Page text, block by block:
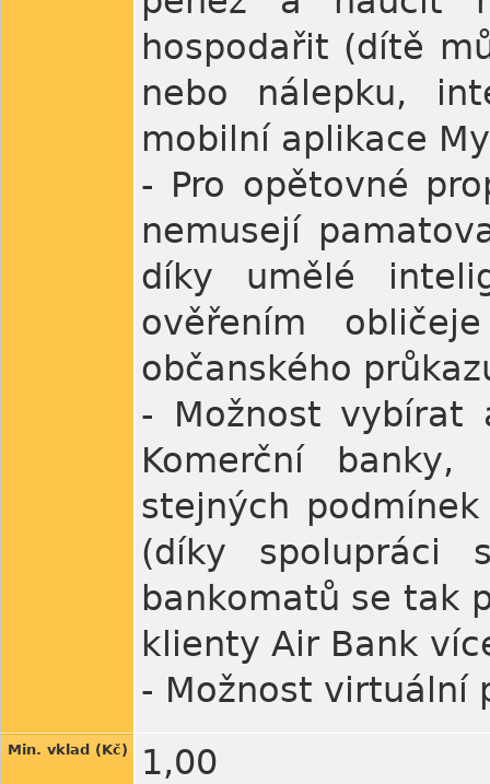
hospodařit (dítě
nebo nálepku,
mobilní aplikace
- Pro opětovné
nemusejí
díky umělé
ověřením
občanského
- Možnost vybírat
Komerční
stejných
(díky spolupráci
bankomatů se tak
klienty Air Bank
- Možnost virtuální
Min. vklad (Kč) 1,00